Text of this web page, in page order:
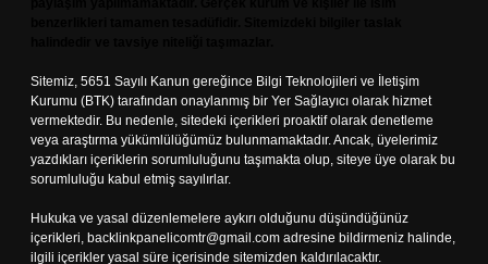
Sitemiz, 5651 Sayılı Kanun gereğince Bilgi Teknolojileri ve İletişim
Kurumu (BTK) tarafından onaylanmış bir Yer Sağlayıcı olarak hizmet
vermektedir. Bu nedenle, sitedeki içerikleri proaktif olarak denetleme
veya araştırma yükümlülüğümüz bulunmamaktadır. Ancak, üyelerimiz
yazdıkları içeriklerin sorumluluğunu taşımakta olup, siteye üye olarak bu
sorumluluğu kabul etmiş sayılırlar.
Hukuka ve yasal düzenlemelere aykırı olduğunu düşündüğünüz
içerikleri, backlinkpanelicomtr@gmail.com adresine bildirmeniz halinde,
ilgili içerikler yasal süre içerisinde sitemizden kaldırılacaktır.